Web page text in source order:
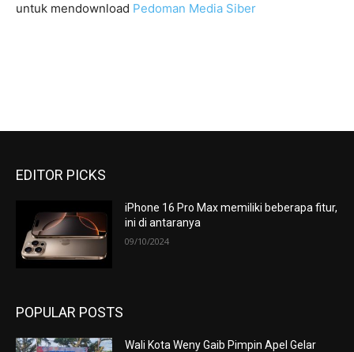
untuk mendownload Pedoman Media Siber
EDITOR PICKS
iPhone 16 Pro Max memiliki beberapa fitur,
ini di antaranya
09/10/2024
POPULAR POSTS
Wali Kota Weny Gaib Pimpin Apel Gelar